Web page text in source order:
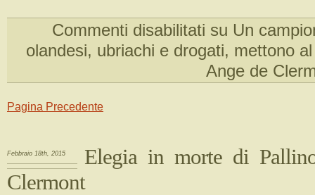
Commenti disabilitati su Un
olandesi, ubriachi e drogati, mettono
Ange de
Pagina Precedente
Febbraio 18th, 2015
Elegia in morte di
Clermont